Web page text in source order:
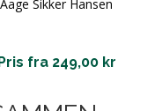
Aage Sikker Hansen
fra 249,00 kr